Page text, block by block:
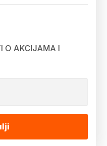
O AKCIJAMA I